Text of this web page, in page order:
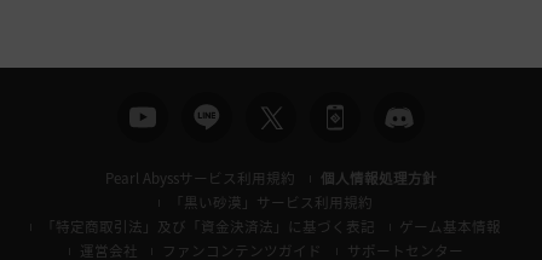
Pearl Abyssサービス利用規約
個人情報処理方針
「黒い砂漠」サービス利用規約
「特定商取引法」及び「資金決済法」に基づく表記
ゲーム基本情報
運営会社
ファンコンテンツガイド サポートセンター